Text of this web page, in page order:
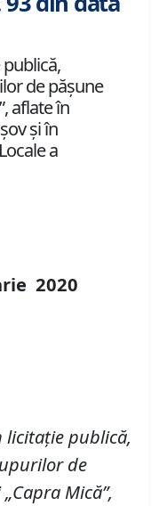
de păşune
aflate în
şi în
a
2020
publică,
de
Mică”,